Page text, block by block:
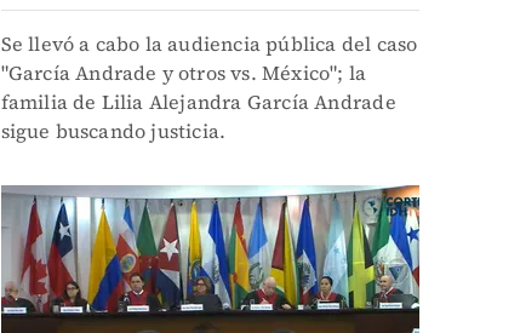
Se llevó a cabo la audiencia pública del caso
"García Andrade y otros vs. México"; la
familia de Lilia Alejandra García Andrade
sigue buscando justicia.